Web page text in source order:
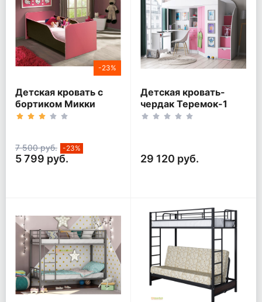
-23%
Детская кровать с
бортиком Микки
7 500 руб. -23%
5 799 руб.
Детская кровать-
чердак Теремок-1
Гранд Белый корпус
29 120 руб.